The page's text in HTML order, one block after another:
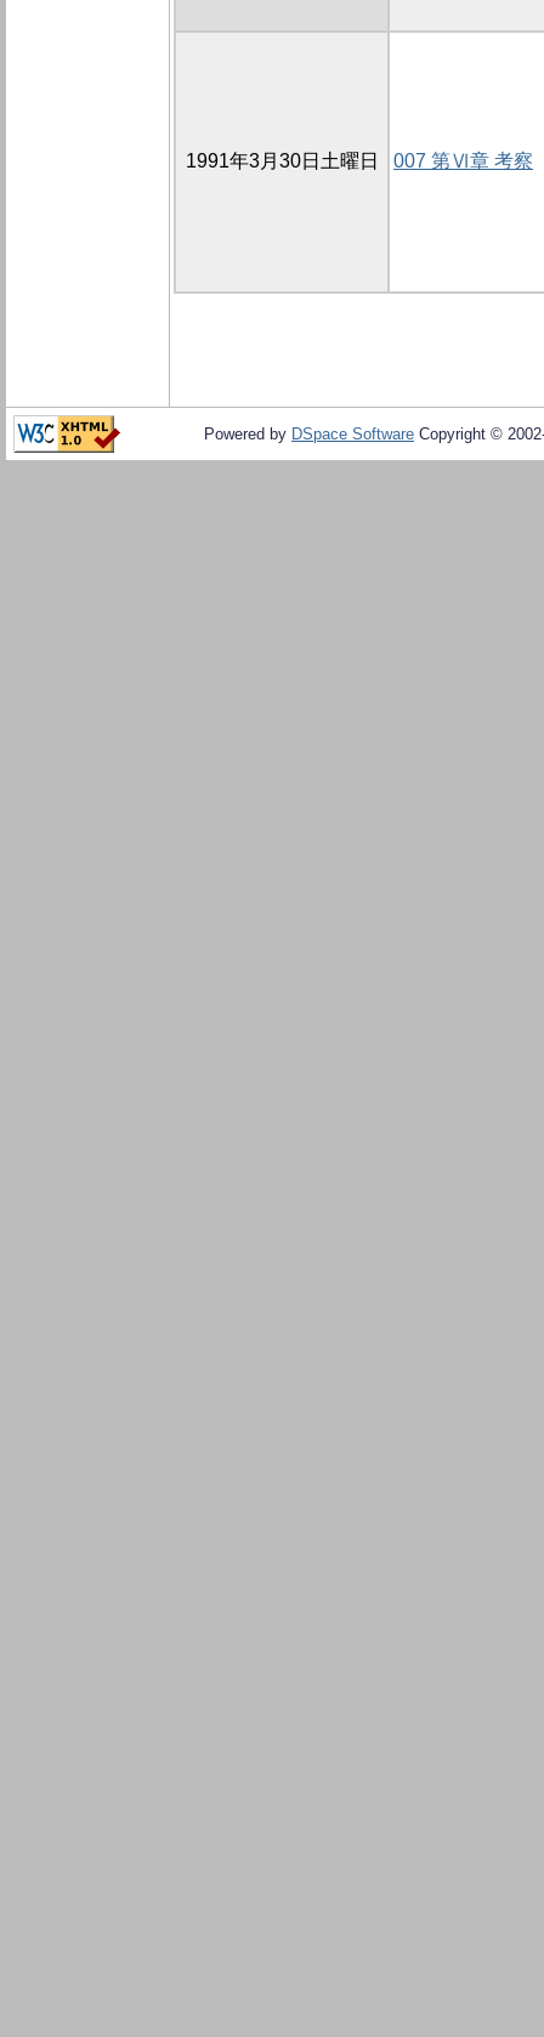
1991年3月30日土曜日 007 第Ⅵ章 考察
Powered by DSpace Software Copyright ©